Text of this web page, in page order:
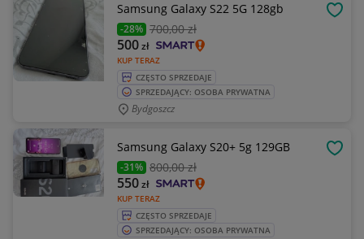
Samsung Galaxy S22 5G 128gb
-28% 700,00 zł
KUP TERAZ
500zł
CZĘSTO SPRZEDAJE
SPRZEDAJĄCY: OSOBA PRYWATNA
Bydgoszcz
Samsung Galaxy S20+ 5g 129GB
-31% 800,00 zł
KUP TERAZ
550zł
CZĘSTO SPRZEDAJE
SPRZEDAJĄCY: OSOBA PRYWATNA